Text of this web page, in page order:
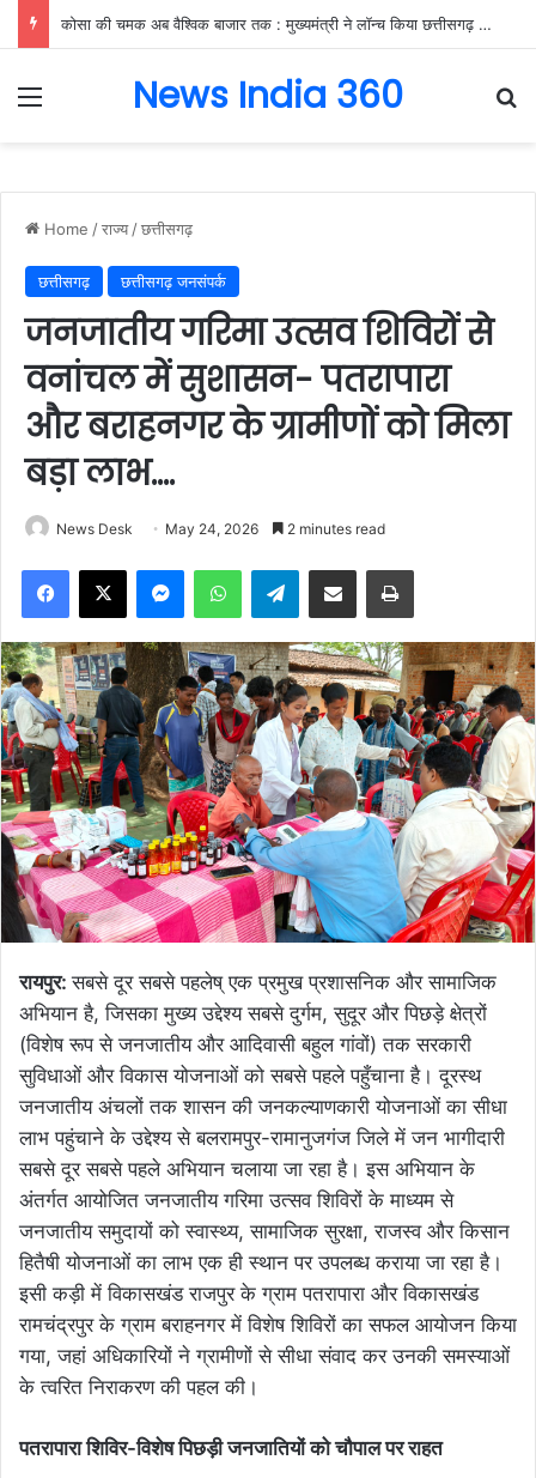
कोसा की चमक अब वैश्विक बाजार तक : मुख्यमंत्री ने लॉन्च किया छत्तीसगढ़ का प्रीमियम हैंडलूम ब्रांड ‘कोशल फैब’….
Menu News India 360
Home /राज्य /छत्तीसगढ़
छत्तीसगढ़ छत्तीसगढ़ जनसंपर्क
जनजातीय गरिमा उत्सव शिविरों से
वनांचल में सुशासन- पतरापारा
और बराहनगर के ग्रामीणों को मिला
बड़ा लाभ….
News Desk May 24, 2026 2 minutes read
Facebook
X MessengerWhatsAppTelegramShare via Email Print
रायपुर:सबसे दूर सबसे पहलेष् एक प्रमुख प्रशासनिक और सामाजिक
अभियान है, जिसका मुख्य उद्देश्य सबसे दुर्गम, सुदूर और पिछड़े क्षेत्रों
(विशेष रूप से जनजातीय और आदिवासी बहुल गांवों) तक सरकारी
सुविधाओं और विकास योजनाओं को सबसे पहले पहुँचाना है। दूरस्थ
जनजातीय अंचलों तक शासन की जनकल्याणकारी योजनाओं का सीधा
लाभ पहुंचाने के उद्देश्य से बलरामपुर-रामानुजगंज जिले में जन भागीदारी
सबसे दूर सबसे पहले अभियान चलाया जा रहा है। इस अभियान के
अंतर्गत आयोजित जनजातीय गरिमा उत्सव शिविरों के माध्यम से
जनजातीय समुदायों को स्वास्थ्य, सामाजिक सुरक्षा, राजस्व और किसान
हितैषी योजनाओं का लाभ एक ही स्थान पर उपलब्ध कराया जा रहा है।
इसी कड़ी में विकासखंड राजपुर के ग्राम पतरापारा और विकासखंड
रामचंद्रपुर के ग्राम बराहनगर में विशेष शिविरों का सफल आयोजन किया
गया, जहां अधिकारियों ने ग्रामीणों से सीधा संवाद कर उनकी समस्याओं
के त्वरित निराकरण की पहल की।
पतरापारा शिविर-विशेष पिछड़ी जनजातियों को चौपाल पर राहत